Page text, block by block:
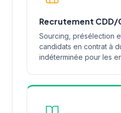
Recrutement CDD/
Sourcing, présélection
candidats en contrat à
indéterminée pour les